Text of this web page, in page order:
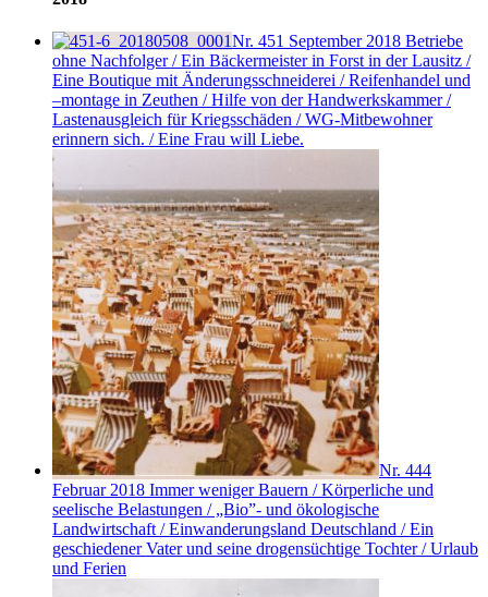
Nr. 451 September 2018 Betriebe
ohne Nachfolger / Ein Bäckermeister in Forst in der Lausitz /
Eine Boutique mit Änderungsschneiderei / Reifenhandel und
–montage in Zeuthen / Hilfe von der Handwerkskammer /
Lastenausgleich für Kriegsschäden / WG-Mitbewohner
erinnern sich. / Eine Frau will Liebe.
Nr. 444
Februar 2018 Immer weniger Bauern / Körperliche und
seelische Belastungen / „Bio”- und ökologische
Landwirtschaft / Einwanderungsland Deutschland / Ein
geschiedener Vater und seine drogensüchtige Tochter / Urlaub
und Ferien